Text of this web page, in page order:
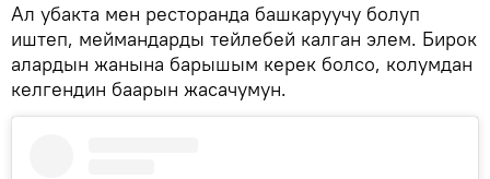
Ал убакта мен ресторанда башкаруучу болуп
иштеп, меймандарды тейлебей калган элем. Бирок
алардын жанына барышым керек болсо, колумдан
келгендин баарын жасачумун.